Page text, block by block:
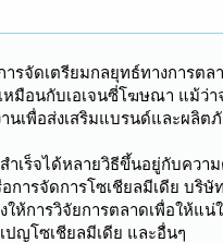
ารจัดเตรียมกลยุทธ์ทางการตล
มือนกับเอเจนซี่โฆษณา แม้ว่
นเพื่อส่งเสริมแบรนด์และผลิ
เร็จได้หลายวิธีขึ้นอยู่กับคว
อการจัดการโซเชียลมีเดีย
ห้การวิจัยการตลาดเพื่อให้
ปญโซเชียลมีเดีย และอื่นๆ